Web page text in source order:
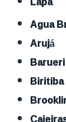
Agua
Arujá
Barueri